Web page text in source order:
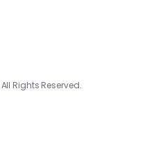
Rights Reserved.